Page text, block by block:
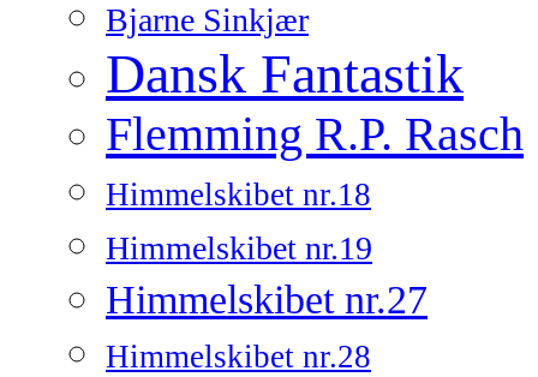
Bjarne Sinkjær
Dansk Fantastik
Flemming R.P. Rasch
Himmelskibet nr.18
Himmelskibet nr.19
Himmelskibet nr.27
Himmelskibet nr.28